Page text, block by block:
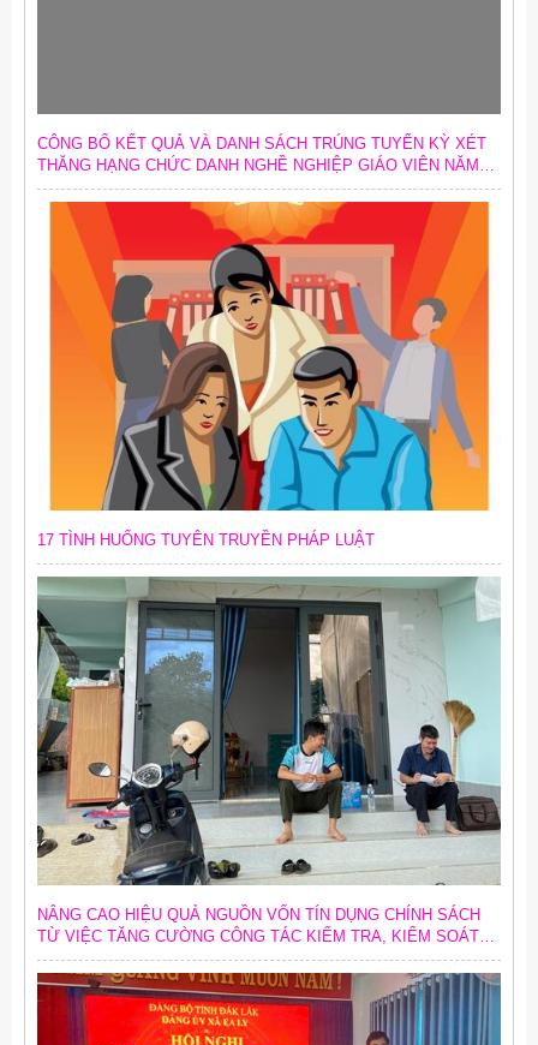
CÔNG BỐ KẾT QUẢ VÀ DANH SÁCH TRÚNG TUYỂN KỲ XÉT
THĂNG HẠNG CHỨC DANH NGHỀ NGHIỆP GIÁO VIÊN NĂM
2026
17 TÌNH HUỐNG TUYÊN TRUYỀN PHÁP LUẬT
NÂNG CAO HIỆU QUẢ NGUỒN VỐN TÍN DỤNG CHÍNH SÁCH
TỪ VIỆC TĂNG CƯỜNG CÔNG TÁC KIỂM TRA, KIỂM SOÁT
NỘI BỘ